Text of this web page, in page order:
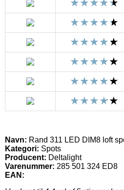
Navn: Rand 311 LED DIM8 loft
Kategori: Spots
Producent: Deltalight
Varenummer: 285 501 324 ED8
EAN: